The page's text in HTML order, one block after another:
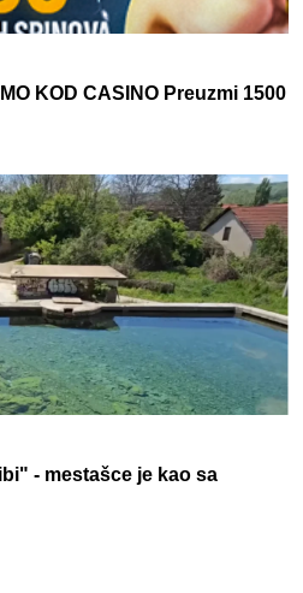
KOD CASINO Preuzmi 1500
- mestašce je kao sa